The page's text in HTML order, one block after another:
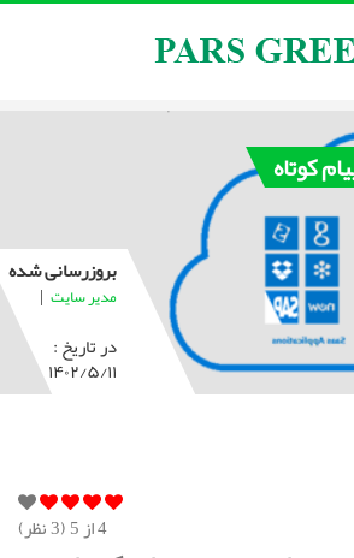
کوتاه
بروزرسانی شده
مدیر سایت |
در تاریخ :
۱۴۰۲/۵/۱۱
از 5 ( 3نظر)